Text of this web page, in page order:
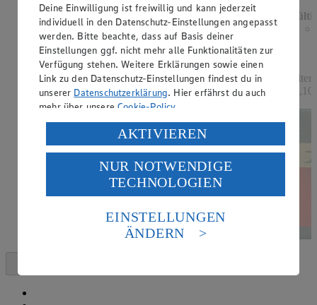
Gültig ab 13.08.2026
1.19 -33%
Rabattierter Preis von 1.19€ (Insgesamt -33%
Rabatt)
hell oder dunkel, 250g Packung, (1kg = 4,76)
11,10)
Deine Einwilligung ist freiwillig und kann jederzeit
individuell in den Datenschutz-Einstellungen angepasst
werden. Bitte beachte, dass auf Basis deiner
Einstellungen ggf. nicht mehr alle Funktionalitäten zur
Verfügung stehen. Weitere Erklärungen sowie einen
Link zu den Datenschutz-Einstellungen findest du in
unserer Datenschutzerklärung. Hier erfährst du auch
mehr über unsereCookie-Policy.
Verarbeitung deiner personenbezogenen Daten in den
USA durch Facebook und YouTube:
Wenn du auf „Aktivieren“ klickst, willigst du im Sinne
des Art. 49 Abs. 1 Satz 1 lit. a) DSGVO ein, dass deine
Daten in den USA verarbeitet werden. Der EuGH sieht
die USA als Land mit einem nach europäischen
Standards nicht angemessenen Datenschutzniveau an.
Es besteht das Risiko eines Zugriffs durch US-
Informationen zum Herausgeber der Seite findest du
AKTIVIEREN
NUR NOTWENDIGE
TECHNOLOGIEN
EINSTELLUNGEN
ÄNDERN